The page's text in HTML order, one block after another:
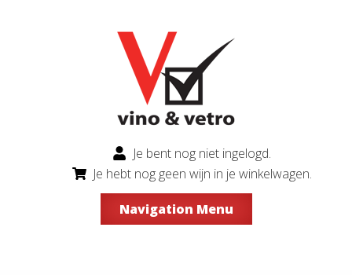
Je bent nog niet ingelogd.
Je hebt nog geen wijn in je winkelwagen.
Navigation Menu